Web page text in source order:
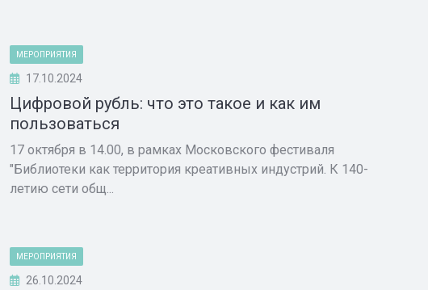
МЕРОПРИЯТИЯ
17.10.2024
Цифровой рубль: что это такое и как им
пользоваться
17 октября в 14.00, в рамках Московского фестиваля
"Библиотеки как территория креативных индустрий. К 140-
летию сети общ...
МЕРОПРИЯТИЯ
26.10.2024